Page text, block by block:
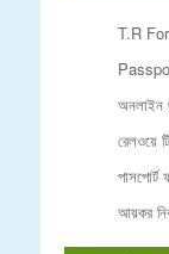
T.R
অনলাইন
রেলওয়ে
পাসপোর্ট
আয়কর